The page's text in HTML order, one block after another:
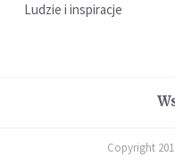
Ludzie i inspiracje
Copyright